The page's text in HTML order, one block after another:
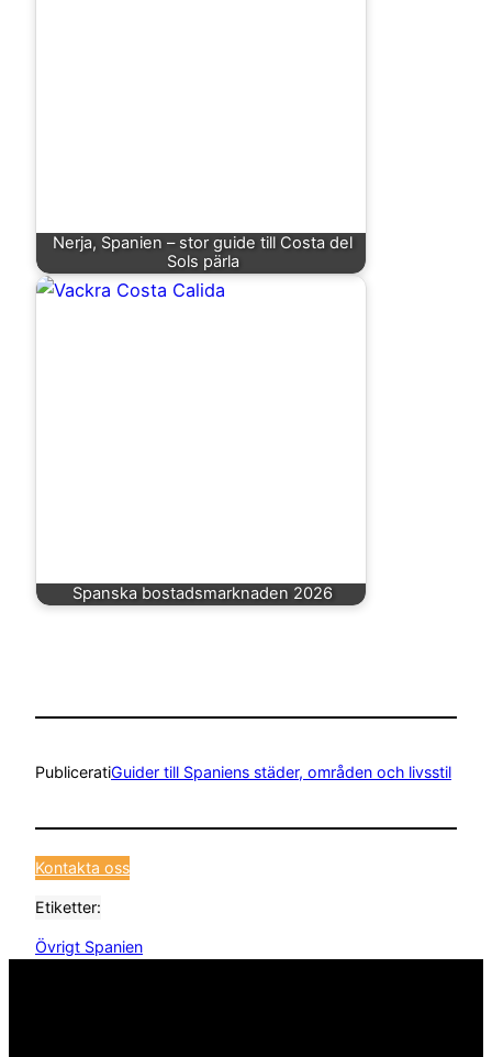
Nerja, Spanien – stor guide till Costa del
Sols pärla
Spanska bostadsmarknaden 2026
PubliceratiGuider till Spaniens städer, områden och livsstil
Kontakta oss
Etiketter:
Övrigt Spanien